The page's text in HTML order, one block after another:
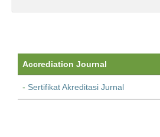
Accrediation Journal
- Sertifikat Akreditasi Jurnal